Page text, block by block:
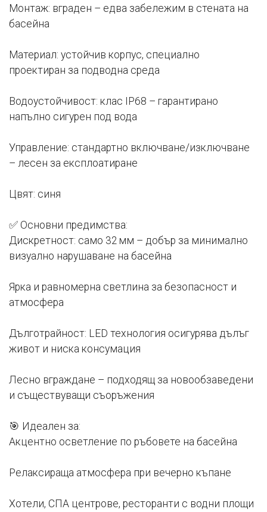
Монтаж: вграден – едва забележим в стената на
басейна
Материал: устойчив корпус, специално
проектиран за подводна среда
Водоустойчивост: клас IP68 – гарантирано
напълно сигурен под вода
Управление: стандартно включване/изключване
– лесен за експлоатиране
Цвят: синя
✅ Основни предимства:
Дискретност: само 32 мм – добър за минимално
визуално нарушаване на басейна
Ярка и равномерна светлина за безопасност и
атмосфера
Дълготрайност: LED технология осигурява дълъг
живот и ниска консумация
Лесно вграждане – подходящ за новообзаведени
и съществуващи съоръжения
🎯 Идеален за:
Акцентно осветление по ръбовете на басейна
Релаксираща атмосфера при вечерно къпане
Хотели, СПА центрове, ресторанти с водни площи